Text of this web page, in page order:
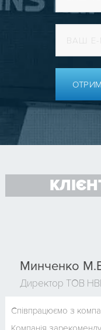
Минченко
Директор ТОВ
Співпрацюємо з